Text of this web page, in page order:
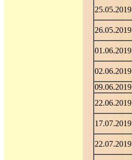
25.05.2019
26.05.2019
01.06.2019
02.06.2019
09.06.2019
22.06.2019
17.07.2019
22.07.2019